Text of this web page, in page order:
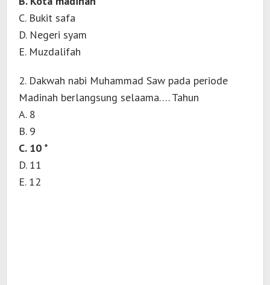
C. Bukit safa
D. Negeri syam
E. Muzdalifah
2. Dakwah nabi Muhammad Saw pada periode
Madinah berlangsung selaama…. Tahun
A. 8
B. 9
C. 10 *
D. 11
E. 12